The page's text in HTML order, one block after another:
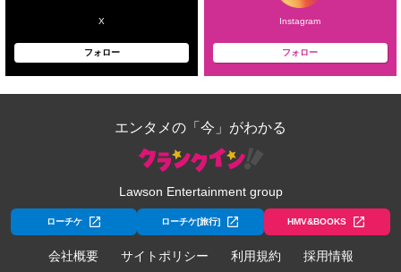
X
フォロー
Instagram
フォロー
エンタメの「今」がわかる
Lawson Entertainment group
ローチケ ローチケ[旅行] HMV&BOOKS
会社概要 サイトポリシー 利用規約 採用情報